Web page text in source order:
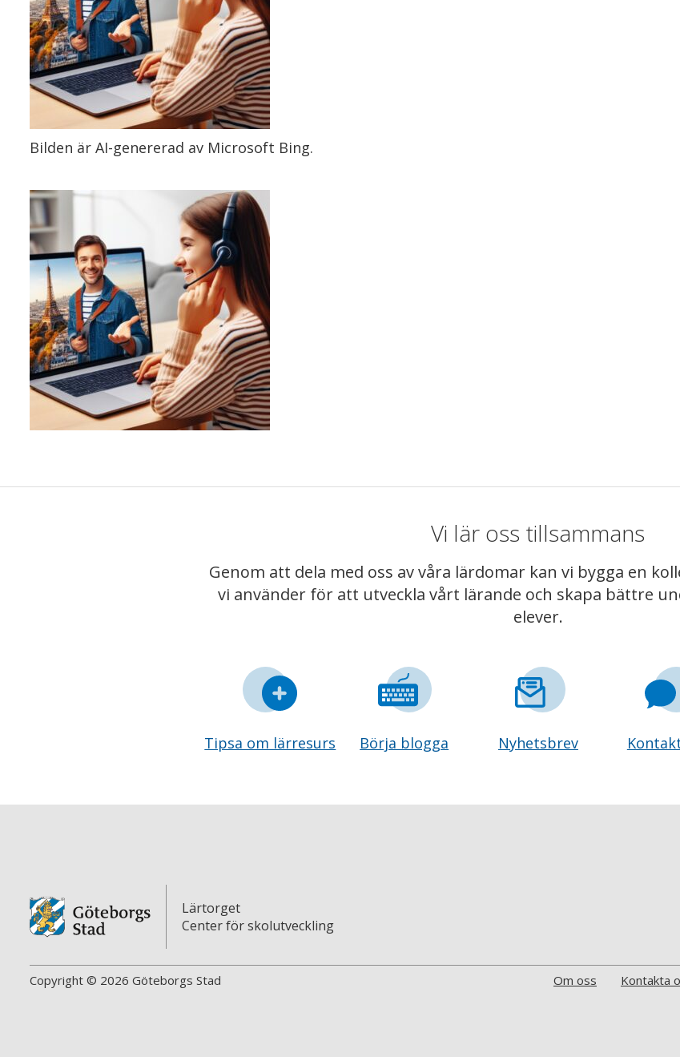
Bilden är AI-genererad av Microsoft Bing.
Vi lär oss tillsammans
Genom att dela med oss av våra lärdomar kan vi bygga en
vi använder för att utveckla vårt lärande och skapa bättre
elever.
Tipsa om lärresurs Börja blogga Nyhetsbrev
Lärtorget
Center för skolutveckling
Copyright © 2026 Göteborgs Stad Om oss Kontakta